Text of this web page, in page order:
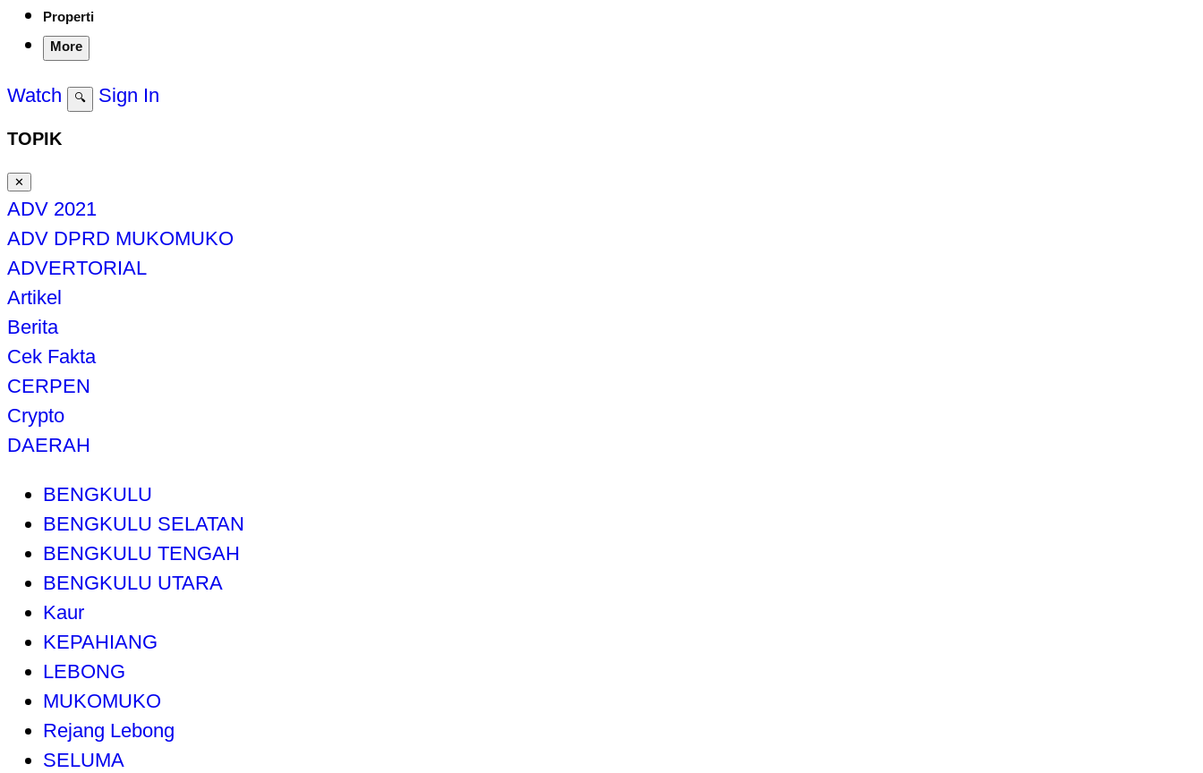
Properti
More
Watch 🔍 Sign In
TOPIK
✕
ADV 2021
ADV DPRD MUKOMUKO
ADVERTORIAL
Artikel
Berita
Cek Fakta
CERPEN
Crypto
DAERAH
BENGKULU
BENGKULU SELATAN
BENGKULU TENGAH
BENGKULU UTARA
Kaur
KEPAHIANG
LEBONG
MUKOMUKO
Rejang Lebong
SELUMA